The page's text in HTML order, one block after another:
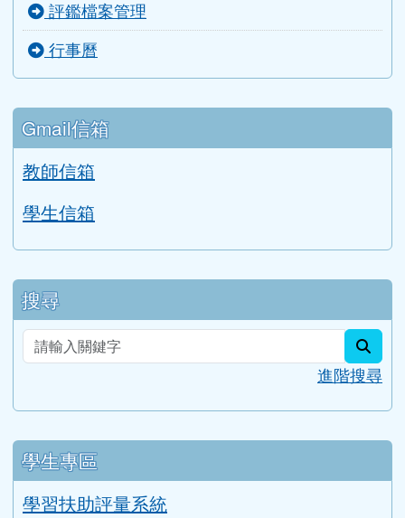
評鑑檔案管理
行事曆
Gmail信箱
教師信箱
學生信箱
搜尋
進階搜尋
學生專區
學習扶助評量系統